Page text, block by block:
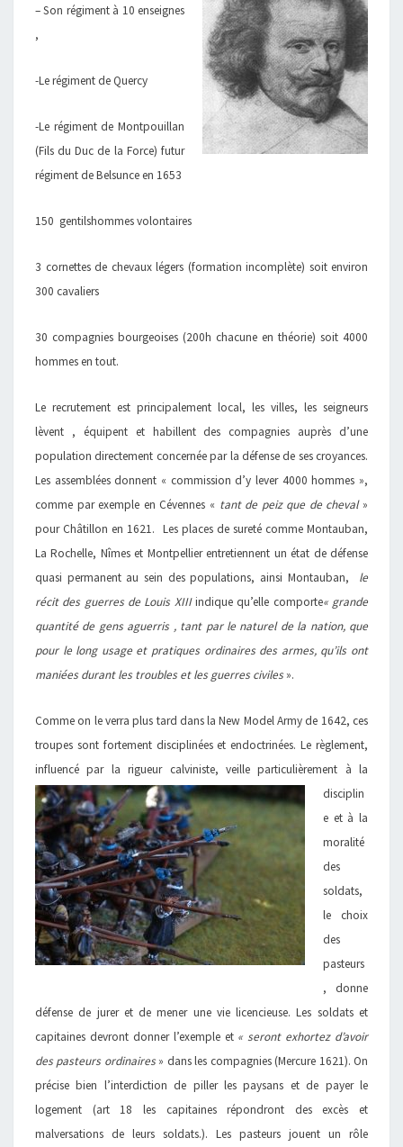
– Son régiment à 10 enseignes
,
-Le régiment de Quercy
-Le régiment de Montpouillan
(Fils du Duc de la Force) futur
régiment de Belsunce en 1653
150 gentilshommes volontaires
3 cornettes de chevaux légers (formation incomplète) soit environ
300 cavaliers
30 compagnies bourgeoises (200h chacune en théorie) soit 4000
hommes en tout.
Le recrutement est principalement local, les villes, les seigneurs
lèvent , équipent et habillent des compagnies auprès d’une
population directement concernée par la défense de ses croyances.
Les assemblées donnent « commission d’y lever 4000 hommes »,
comme par exemple en Cévennes « tant de peiz que de cheval»
pour Châtillon en 1621. Les places de sureté comme Montauban,
La Rochelle, Nîmes et Montpellier entretiennent un état de défense
quasi permanent au sein des populations, ainsi Montauban, le
récit des guerres de Louis XIIIindique qu’elle comporte« grande
quantité de gens aguerris , tant par le naturel de la nation, que
pour le long usage et pratiques ordinaires des armes, qu’ils ont
maniées durant les troubles et les guerres civiles».
Comme on le verra plus tard dans la New Model Army de 1642, ces
troupes sont fortement disciplinées et endoctrinées. Le règlement,
influencé par la rigueur calviniste, veilleparticulièrement à la
disciplin
e et à la
moralité
des
soldats,
le choix
des
pasteurs
, donne
défense de jurer et de mener une vie licencieuse. Les soldats et
capitaines devront donner l’exemple et « seront exhortez d’avoir
des pasteurs ordinaires» dans les compagnies (Mercure 1621). On
précise bien l’interdiction de piller les paysans et de payer le
logement (art 18 les capitaines répondront des excès et
malversations de leurs soldats.). Les pasteurs jouent un rôle